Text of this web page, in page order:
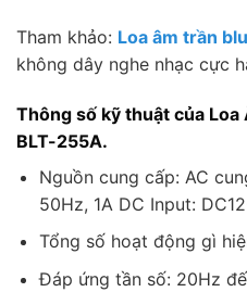
Tham khảo: Loa âm trần
không dây nghe nhạc cực
Thông số kỹ thuật của
BLT-255A.
Nguồn cung cấp: AC
50Hz, 1A DC Input:
Tổng số hoạt động gì
Đáp ứng tần số: 20Hz